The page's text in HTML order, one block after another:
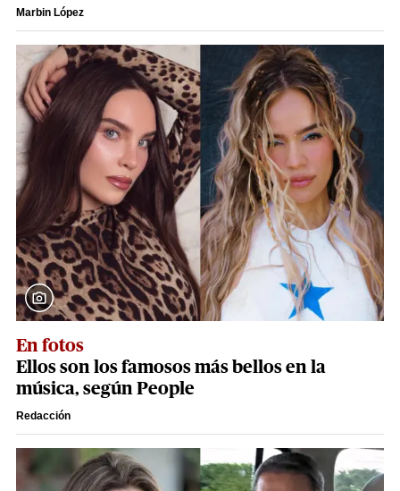
Marbin López
En fotos
Ellos son los famosos más bellos en la
música, según People
Redacción